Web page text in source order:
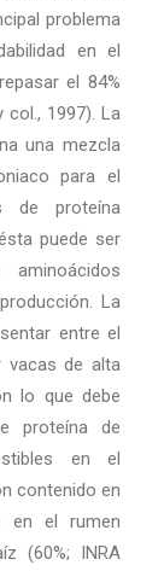
problema
en el
el 84%
col., 1997). La
una mezcla
para el
de proteína
puede ser
La
entre el
vacas de alta
lo que debe
proteína de
en el
contenido en
en el rumen
(60%; INRA